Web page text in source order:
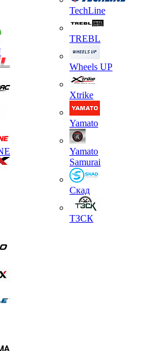
TechLine
TREBL
Wheels UP
Xtrike
Yamato
Yamato
Samurai
Скад
ТЗСК